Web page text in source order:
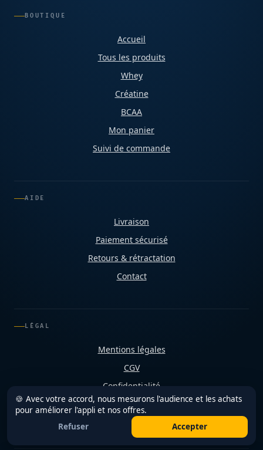
BOUTIQUE
Accueil
Tous les produits
Whey
Créatine
BCAA
Mon panier
Suivi de commande
AIDE
Livraison
Paiement sécurisé
Retours & rétractation
Contact
LÉGAL
Mentions légales
CGV
Confidentialité
Cookies
🍪 Avec votre accord, nous mesurons l'audience et les achats
pour améliorer l'appli et nos offres.
Refuser
Accepter